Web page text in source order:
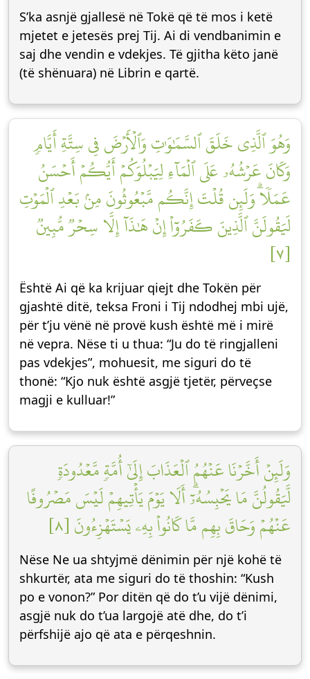
S’ka asnjë gjallesë në Tokë që të mos i ketë
mjetet e jetesës prej Tij. Ai di vendbanimin e
saj dhe vendin e vdekjes. Të gjitha këto janë
(të shënuara) në Librin e qartë.
وَهُوَ ٱلَّذِي خَلَقَ ٱلسَّمَٰوَٰتِ وَٱلۡأَرۡضَ فِي سِتَّةِ أَيَّامٖ
وَكَانَ عَرۡشُهُۥ عَلَى ٱلۡمَآءِ لِيَبۡلُوَكُمۡ أَيُّكُمۡ أَحۡسَنُ
عَمَلٗاۗ وَلَئِن قُلۡتَ إِنَّكُم مَّبۡعُوثُونَ مِنۢ بَعۡدِ ٱلۡمَوۡتِ
لَيَقُولَنَّ ٱلَّذِينَ كَفَرُوٓاْ إِنۡ هَٰذَآ إِلَّا سِحۡرٞ مُّبِينٞ
[٧]
Është Ai që ka krijuar qiejt dhe Tokën për
gjashtë ditë, teksa Froni i Tij ndodhej mbi ujë,
për t’ju vënë në provë kush është më i mirë
në vepra. Nëse ti u thua: “Ju do të ringjalleni
pas vdekjes”, mohuesit, me siguri do të
thonë: “Kjo nuk është asgjë tjetër, përveçse
magji e kulluar!”
وَلَئِنۡ أَخَّرۡنَا عَنۡهُمُ ٱلۡعَذَابَ إِلَىٰٓ أُمَّةٖ مَّعۡدُودَةٖ
لَّيَقُولُنَّ مَا يَحۡبِسُهُۥٓۗ أَلَا يَوۡمَ يَأۡتِيهِمۡ لَيۡسَ مَصۡرُوفًا
عَنۡهُمۡ وَحَاقَ بِهِم مَّا كَانُواْ بِهِۦ يَسۡتَهۡزِءُونَ [٨]
Nëse Ne ua shtyjmë dënimin për një kohë të
shkurtër, ata me siguri do të thoshin: “Kush
po e vonon?” Por ditën që do t’u vijë dënimi,
asgjë nuk do t’ua largojë atë dhe, do t’i
përfshijë ajo që ata e përqeshnin.